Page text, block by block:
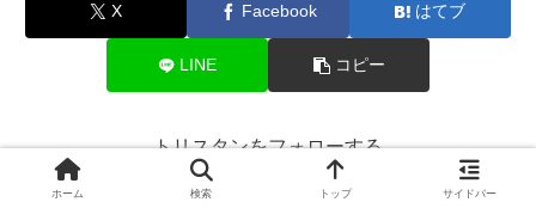
X Facebook はてブ
LINE コピー
トリスタンをフォローする
ホーム 検索 トップ サイドバー